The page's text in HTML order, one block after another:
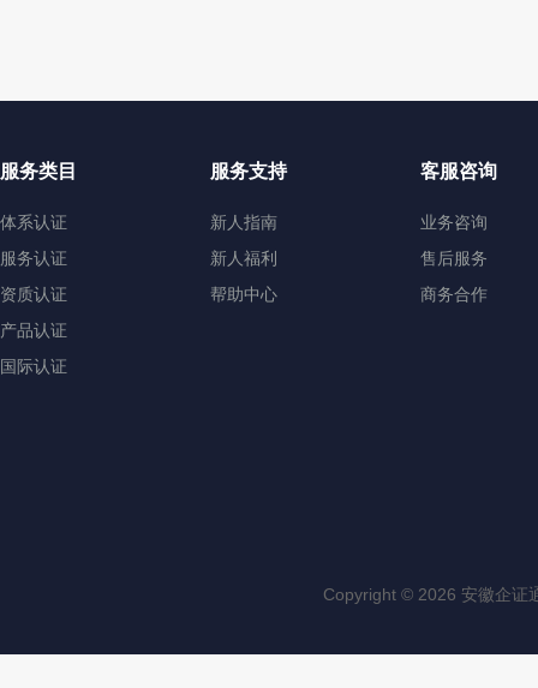
服务类目
体系认证
服务认证
资质认证
产品认证
国际认证
服务支持
新人指南
新人福利
帮助中心
客服咨询
业务咨询
售后服务
商务合作
Copyright © 2026 安徽企证